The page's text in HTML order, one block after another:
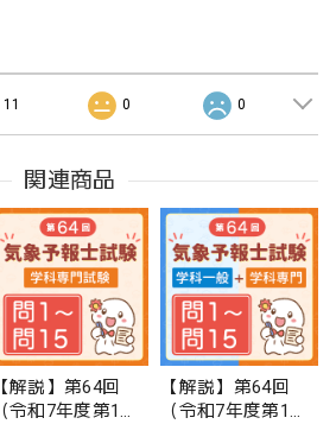
11 0 0
関連商品
【解説】第64回
（令和7年度第1
【解説】第64回
（令和7年度第1